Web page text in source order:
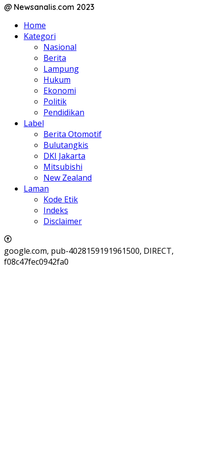
@ Newsanalis.com 2023
Home
Kategori
Nasional
Berita
Lampung
Hukum
Ekonomi
Politik
Pendidikan
Label
Berita Otomotif
Bulutangkis
DKI Jakarta
Mitsubishi
New Zealand
Laman
Kode Etik
Indeks
Disclaimer
google.com, pub-4028159191961500, DIRECT,
f08c47fec0942fa0